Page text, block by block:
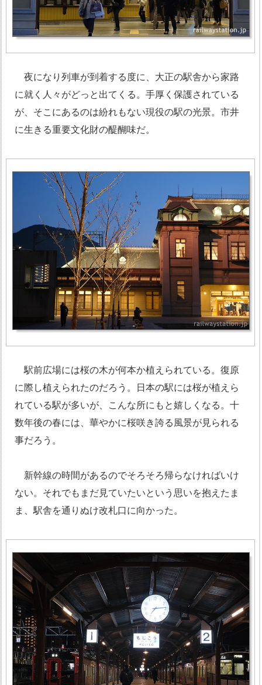
夜になり列車が到着する度に、大正の駅舎から家路
に就く人々がどっと出てくる。手厚く保護されている
が、そこにあるのは紛れもない現役の駅の光景。市井
に生きる重要文化財の醍醐味だ。
駅前広場には桜の木が何本か植えられている。復原
に際し植えられたのだろう。日本の駅には桜が植えら
れている駅が多いが、こんな所にもと嬉しくなる。十
数年後の春には、華やかに桜咲き誇る風景が見られる
事だろう。
新幹線の時間があるのでそろそろ帰らなければいけ
ない。それでもまだ見ていたいという思いを抱えたま
ま、駅舎を通りぬけ改札口に向かった。